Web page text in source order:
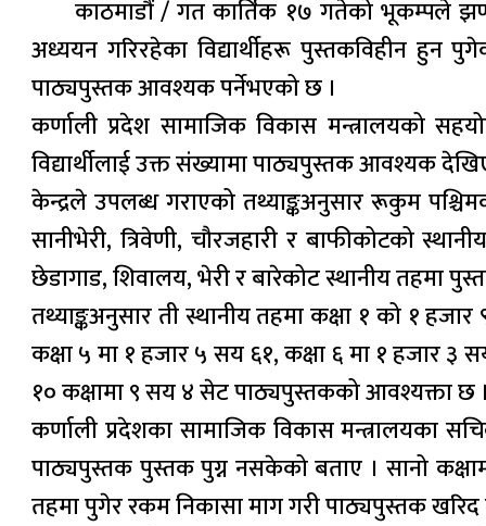
काठमाडौं / गत कार्तिक १७ गतेको भूकम्पले
अध्ययन गरिरहेका विद्यार्थीहरू पुस्तकविहीन हुन
पाठ्यपुस्तक आवश्यक पर्नेभएको छ ।
कर्णाली प्रदेश सामाजिक विकास मन्त्रालयको
विद्यार्थीलाई उक्त संख्यामा पाठ्यपुस्तक आवश्यक
केन्द्रले उपलब्ध गराएको तथ्याङ्कअनुसार रूकुम
सानीभेरी, त्रिवेणी, चौरजहारी र बाफीकोटको
छेडागाड, शिवालय, भेरी र बारेकोट स्थानीय तहमा
तथ्याङ्कअनुसार ती स्थानीय तहमा कक्षा १ को १
कक्षा ५ मा १ हजार ५ सय ६१, कक्षा ६ मा १ हजार ३
१० कक्षामा ९ सय ४ सेट पाठ्यपुस्तकको आवश्यक्ता छ
कर्णाली प्रदेशका सामाजिक विकास मन्त्रालयका
पाठ्यपुस्तक पुस्तक पुग्न नसकेको बताए । सानो
तहमा पुगेर रकम निकासा माग गरी पाठ्यपुस्तक